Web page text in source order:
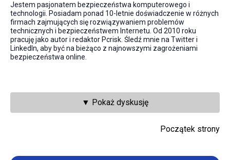
Jestem pasjonatem bezpieczeństwa komputerowego i
technologii. Posiadam ponad 10-letnie doświadczenie w różnych
firmach zajmujących się rozwiązywaniem problemów
technicznych i bezpieczeństwem Internetu. Od 2010 roku
pracuję jako autor i redaktor Pcrisk. Śledź mnie na Twitter i
LinkedIn, aby być na bieżąco z najnowszymi zagrożeniami
bezpieczeństwa online.
▼ Pokaż dyskusję
Początek strony